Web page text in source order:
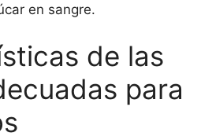
en sangre.
de las
para